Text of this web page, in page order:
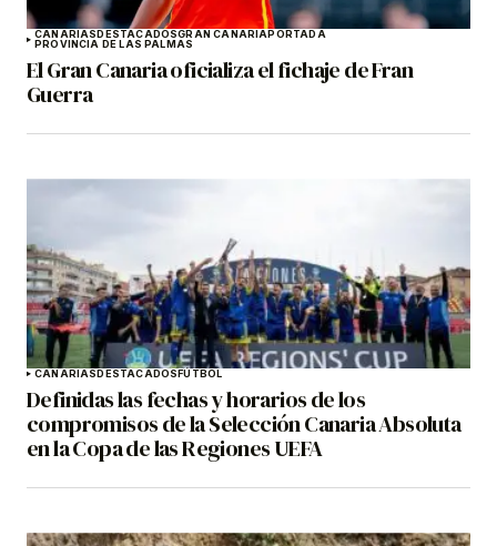
CANARIASDESTACADOSGRAN CANARIAPORTADA
PROVINCIA DE LAS PALMAS
El Gran Canaria oficializa el fichaje de Fran
Guerra
CANARIASDESTACADOSFÚTBOL
Definidas las fechas y horarios de los
compromisos de la Selección Canaria Absoluta
en la Copa de las Regiones UEFA